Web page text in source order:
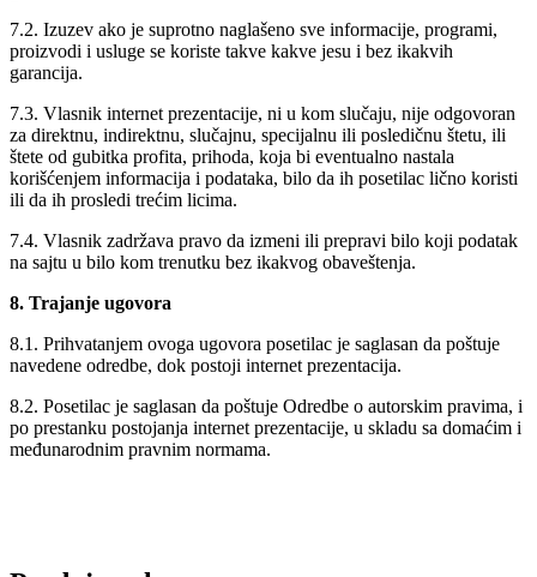
7.2. Izuzev ako je suprotno naglašeno sve informacije, programi,
proizvodi i usluge se koriste takve kakve jesu i bez ikakvih
garancija.
7.3. Vlasnik internet prezentacije, ni u kom slučaju, nije odgovoran
za direktnu, indirektnu, slučajnu, specijalnu ili posledičnu štetu, ili
štete od gubitka profita, prihoda, koja bi eventualno nastala
korišćenjem informacija i podataka, bilo da ih posetilac lično koristi
ili da ih prosledi trećim licima.
7.4. Vlasnik zadržava pravo da izmeni ili prepravi bilo koji podatak
na sajtu u bilo kom trenutku bez ikakvog obaveštenja.
8. Trajanje ugovora
8.1. Prihvatanjem ovoga ugovora posetilac je saglasan da poštuje
navedene odredbe, dok postoji internet prezentacija.
8.2. Posetilac je saglasan da poštuje Odredbe o autorskim pravima, i
po prestanku postojanja internet prezentacije, u skladu sa domaćim i
međunarodnim pravnim normama.